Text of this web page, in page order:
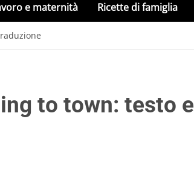
e maternità Ricette di famiglia
to town: testo e